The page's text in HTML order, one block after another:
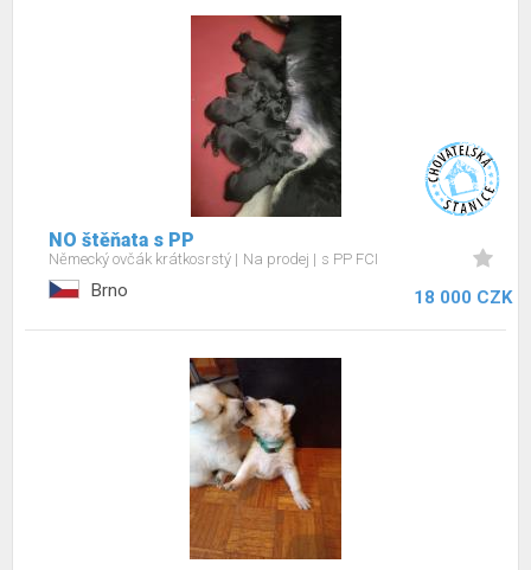
NO štěňata s PP
Německý ovčák krátkosrstý Na prodej s PP FCI
Brno 18 000 CZK